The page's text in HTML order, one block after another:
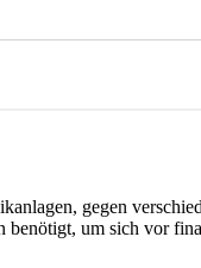
gegen
um sich vor